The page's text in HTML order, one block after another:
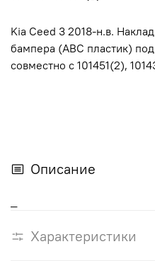
Kia Ceed 3 2018-н.в.
бампера (АВС пластик) под
совместно с 101451(2),
Описание
Характеристики